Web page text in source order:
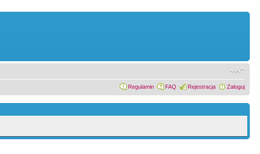
Regulamin FAQ Rejestracja Zaloguj